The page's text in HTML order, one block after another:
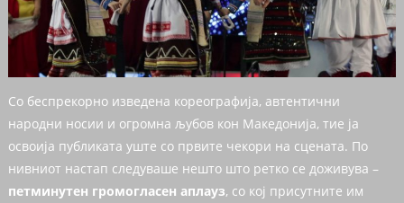
Со беспрекорно изведена кореографија, автентични
народни носии и огромна љубов кон Македонија, тие ја
освоија публиката уште со првите чекори на сцената. По
нивниот настап следуваше нешто што ретко се доживува –
петминутен громогласен аплауз, со кој присутните им